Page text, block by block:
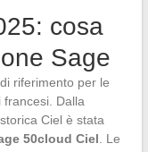
cosa
Sage
riferimento per le
Dalla
Ciel è stata
50cloud Ciel . Le